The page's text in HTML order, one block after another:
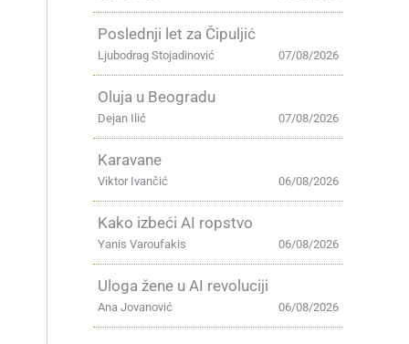
Poslednji let za Čipuljić
07/08/2026
Ljubodrag Stojadinović
Oluja u Beogradu
07/08/2026
Dejan Ilić
Karavane
06/08/2026
Viktor Ivančić
Kako izbeći AI ropstvo
06/08/2026
Yanis Varoufakis
Uloga žene u AI revoluciji
06/08/2026
Ana Jovanović